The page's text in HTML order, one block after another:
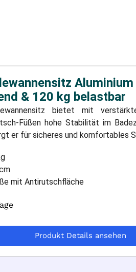
Aluminium
& 120 kg belastbar
bietet mit
Füßen hohe Stabilität im
er für sicheres und komfortables
mit Antirutschfläche
Produkt Details ansehen